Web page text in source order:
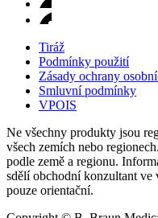
Tiráž
Podmínky použití
Zásady ochrany
Smluvní podmínky
VPOIS
Ne všechny produkty jsou
všech zemích nebo
podle země a regionu.
sdělí obchodní konzultant ve
pouze orientační.